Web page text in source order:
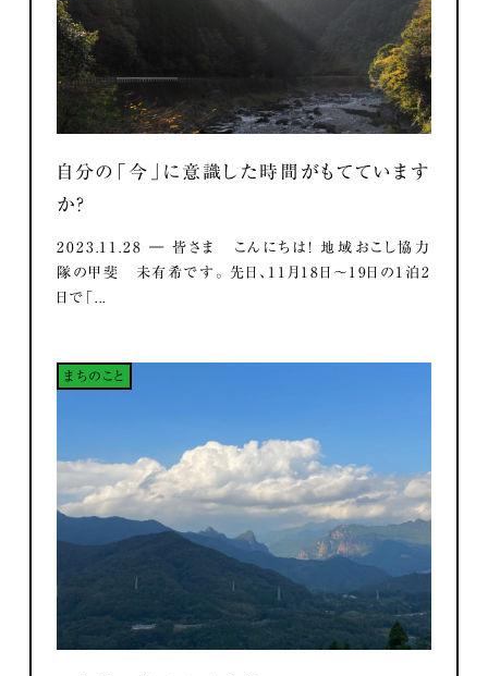
自分の「今」に意識した時間がもてています
か？
2023.11.28 ― 皆さま こんにちは！ 地域おこし協力
隊の甲斐 未有希です。 先日、11月18日～19日の1泊2
日で「...
まちのこと